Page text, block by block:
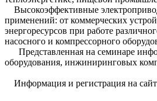
Высокоэффективные
применений: от коммерческих
энергоресурсов при работе
насосного и компрессорного
Представленная на семинаре
оборудования, инжиниринговых
Информация и регистрация на